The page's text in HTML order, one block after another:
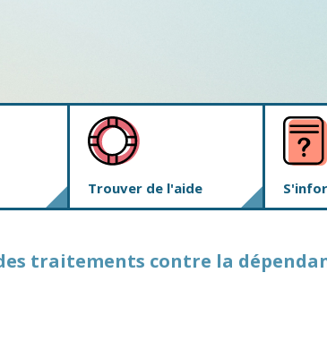
Trouver de l'aide
traitements contre la